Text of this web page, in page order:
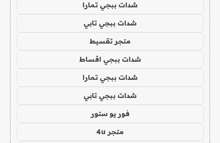
شدات ببجي تمارا
شدات ببجي تابي
متجر تقسيط
شدات ببجي اقساط
شدات ببجي تمارا
شدات ببجي تابي
فور يو ستور
متجر 4u